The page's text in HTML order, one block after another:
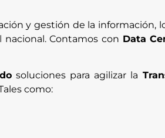
y gestión de la información,
nacional. Contamos con Data
soluciones para agilizar la
como: